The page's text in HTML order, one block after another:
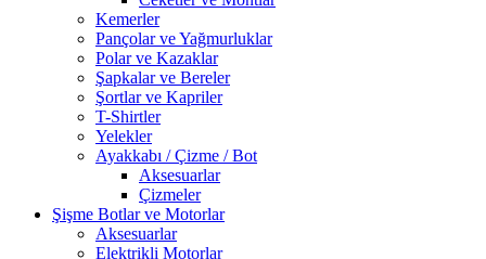
Kemerler
Pançolar ve Yağmurluklar
Polar ve Kazaklar
Şapkalar ve Bereler
Şortlar ve Kapriler
T-Shirtler
Yelekler
Ayakkabı / Çizme / Bot
Aksesuarlar
Çizmeler
Şişme Botlar ve Motorlar
Aksesuarlar
Elektrikli Motorlar